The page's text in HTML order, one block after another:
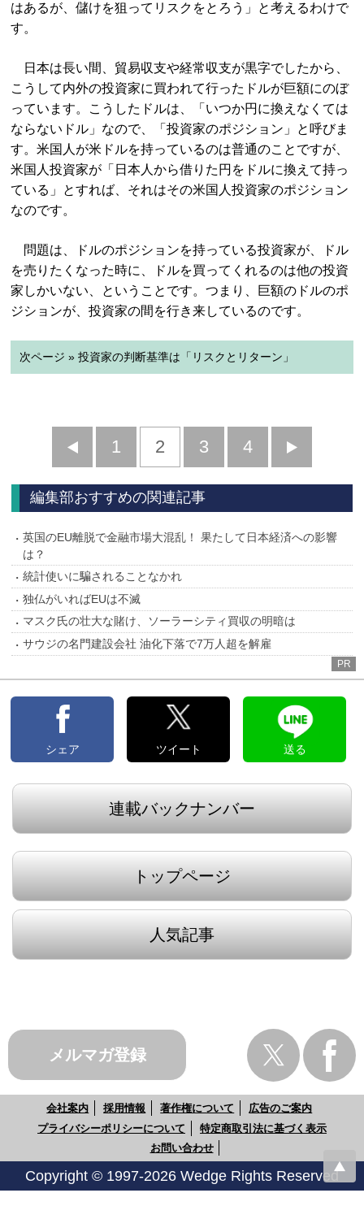
はあるが、儲けを狙ってリスクをとろう」と考えるわけで
す。
日本は長い間、貿易収支や経常収支が黒字でしたから、
こうして内外の投資家に買われて行ったドルが巨額にのぼ
っています。こうしたドルは、「いつか円に換えなくては
ならないドル」なので、「投資家のポジション」と呼びま
す。米国人が米ドルを持っているのは普通のことですが、
米国人投資家が「日本人から借りた円をドルに換えて持っ
ている」とすれば、それはその米国人投資家のポジション
なのです。
問題は、ドルのポジションを持っている投資家が、ドル
を売りたくなった時に、ドルを買ってくれるのは他の投資
家しかいない、ということです。つまり、巨額のドルのポ
ジションが、投資家の間を行き来しているのです。
次ページ » 投資家の判断基準は「リスクとリターン」
前
へ
1 2 3 4
へ
編集部おすすめの関連記事
英国のEU離脱で金融市場大混乱！ 果たして日本経済への影響
は？
統計使いに騙されることなかれ
独仏がいればEUは不滅
マスク氏の壮大な賭け、ソーラーシティ買収の明暗は
サウジの名門建設会社 油化下落で7万人超を解雇
PR
シェア ツイート 送る
連載バックナンバー
トップページ
人気記事
メルマガ登録
会社案内 採用情報 著作権について
広告のご案内
プライバシーポリシーについて
特定商取引法に基づく表示
お問い合わせ
Copyright © 1997-2026 Wedge Rights Reserved